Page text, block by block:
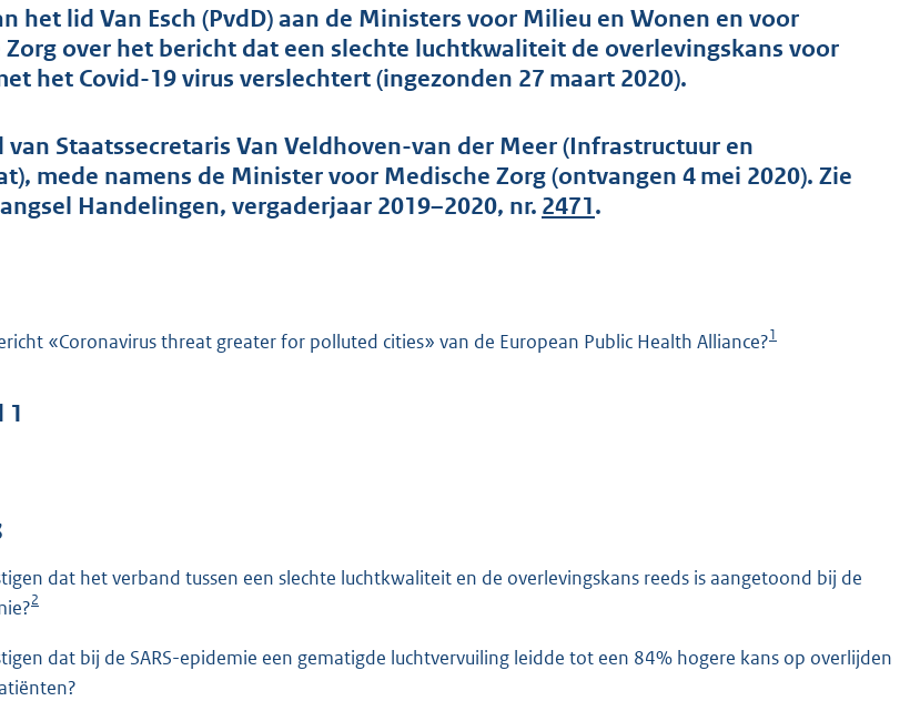
t
a
n
r
e
het lid Van Esch (PvdD) aan de Ministers voor Milieu en Wonen en voor
Zorg over het bericht dat een slechte luchtkwaliteit de overlevingskans voor
het Covid-19 virus verslechtert (ingezonden 27 maart 2020).
Staatssecretaris Van Veldhoven-van der Meer (Infrastructuur en
mede namens de Minister voor Medische Zorg (ontvangen 4 mei 2020). Zie
Handelingen, vergaderjaar 2019–2020, nr. 2471.
«Coronavirus threat greater for polluted cities» van de European Public Health Alliance?1
1
dat het verband tussen een slechte luchtkwaliteit en de overlevingskans reeds is aangetoond bij de
2
dat bij de SARS-epidemie een gematigde luchtvervuiling leidde tot een 84% hogere kans op overlijden